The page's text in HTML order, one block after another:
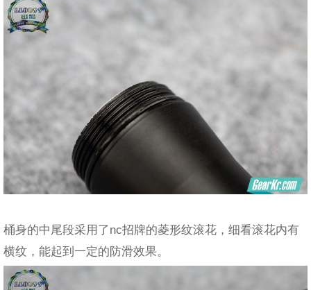
桶身的中尾段采用了nc招牌的菱形纹滚花，细看滚花内有
横纹，能起到一定的防滑效果。